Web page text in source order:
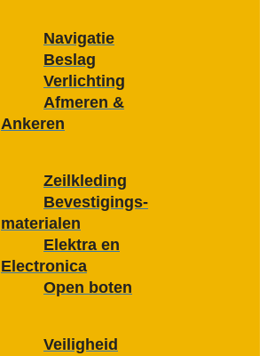
Navigatie
Beslag
Verlichting
Afmeren &
Ankeren
Zeilkleding
Bevestigings­­
materialen
Elektra en
Electronica
Open boten
Veiligheid